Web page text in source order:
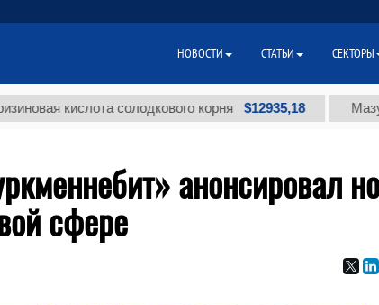
кислота солодкового корня $12935,18 Мазут
анонсировал
сфере
НОВОСТИ СТАТЬИ СЕКТОРЫ